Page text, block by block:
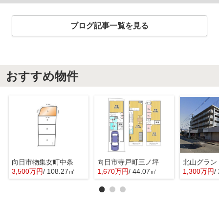
ブログ記事一覧を見る
おすすめ物件
向日市物集女町中条
3,500万円/ 108.27㎡
向日市寺戸町三ノ坪
1,670万円/ 44.07㎡
北山グラン
1,300万円/